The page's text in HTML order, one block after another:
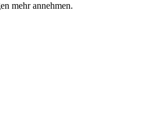
mehr annehmen.